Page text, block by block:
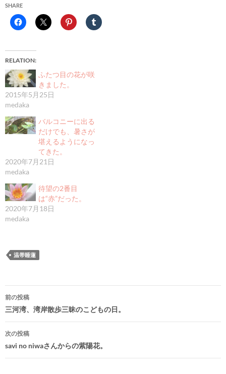
SHARE
RELATION
ふたつ目の花が咲
きました。
2015年5月25日
medaka
バルコニーに出る
だけでも、暑さが
堪えるようになっ
てきた。
2020年7月21日
medaka
待望の2番目
は“赤”だった。
2020年7月18日
medaka
温帯睡蓮
投
稿
ナ
ビ
ゲ
前の投稿
三河湾、湾岸散歩三昧のこどもの日。
次の投稿
savi no niwaさんからの紫陽花。